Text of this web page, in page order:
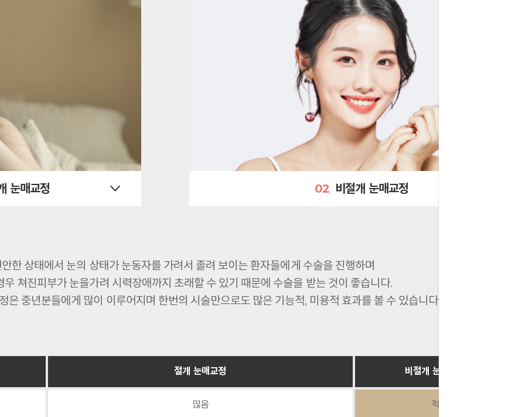
눈매교정 02 비절개 눈매교정
한 상태에서 눈의 상태가 눈동자를 가려서 졸려 보이는 환자들에게 수술을 진행하며
우 쳐진피부가 눈을가려 시력장애까지 초래할 수 있기 때문에 수술을 받는 것이 좋습니다.
은 중년분들에게 많이 이루어지며 한번의 시술만으로도 많은 기능적, 미용적 효과를 볼 수 있습니다.
절개 눈매교정 비절개 눈매교정술
많음 적음